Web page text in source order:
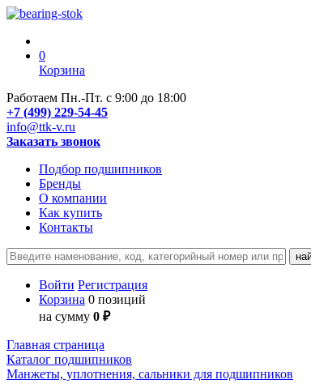
0
Корзина
Работаем Пн.-Пт. с 9:00 до 18:00
+7 (499) 229-54-45
info@ttk-v.ru
Заказать звонок
Подбор подшипников
Бренды
О компании
Как купить
Контакты
Войти Регистрация
Корзина 0 позиций
на сумму 0 ₽
Главная страница
Каталог подшипников
Манжеты, уплотнения, сальники для подшипников